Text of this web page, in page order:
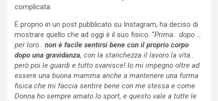
complicata.
E proprio in un post pubblicato su Instagram, ha deciso di
mostrare quello che ad oggi è il suo fisico. “Prima.. dopo …
per loro.. non è facile sentirsi bene con il proprio corpo
dopo una gravidanza, con la stanchezza il lavoro la vita..
però poi le guardi e tutto svanisce! Io mi impegno oltre ad
essere una buona mamma anche a mantenere una forma
fisica che mi faccia sentire bene con me stessa e come
Donna ho sempre amato lo sport, e questo vale a tutte le